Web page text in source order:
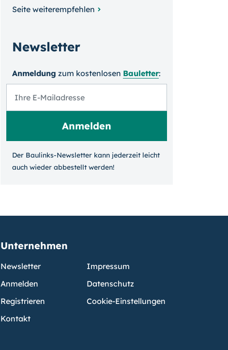
Seite weiterempfehlen
Newsletter
Anmeldung zum kosten­losen Bauletter:
Der Baulinks-Newsletter kann jeder­zeit leicht
auch wieder ab­bestellt werden!
Unternehmen
Newsletter
Anmelden
Registrieren
Kontakt
Impressum
Datenschutz
Cookie-Einstellungen